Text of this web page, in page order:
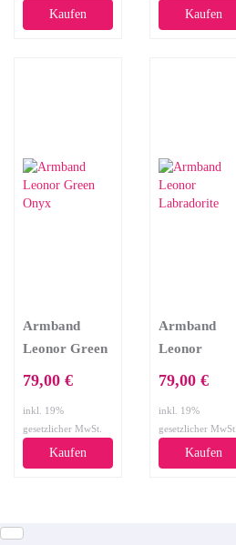
Kaufen Kaufen
Armband
Leonor Green
79,00 €
inkl. 19%
gesetzlicher MwSt.
Kaufen
Armband
Leonor
79,00 €
inkl. 19%
gesetzlicher MwSt.
Kaufen